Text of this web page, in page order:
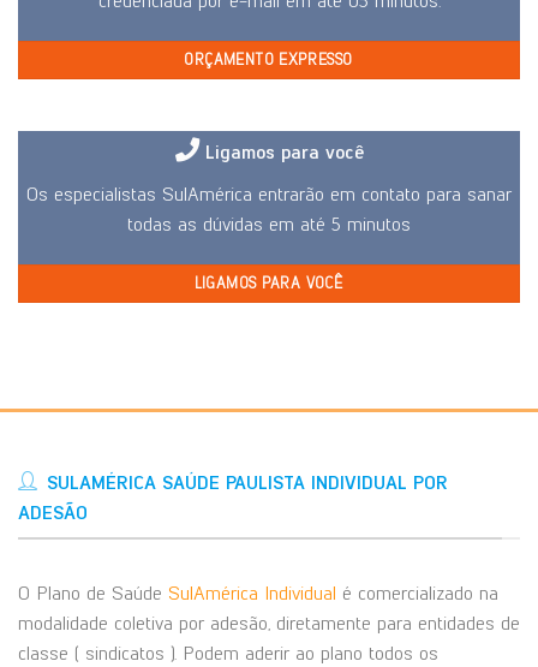
ORÇAMENTO EXPRESSO
Ligamos para você
Os especialistas SulAmérica entrarão em contato para sanar
todas as dúvidas em até 5 minutos
LIGAMOS PARA VOCÊ
SULAMÉRICA SAÚDE PAULISTA INDIVIDUAL POR
ADESÃO
O Plano de Saúde SulAmérica Individual é comercializado na
modalidade coletiva por adesão, diretamente para entidades de
classe ( sindicatos ). Podem aderir ao plano todos os